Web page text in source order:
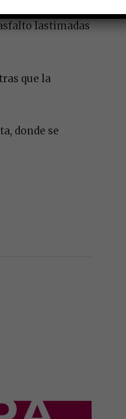
2) Norte,
lastimadas
que la
donde se